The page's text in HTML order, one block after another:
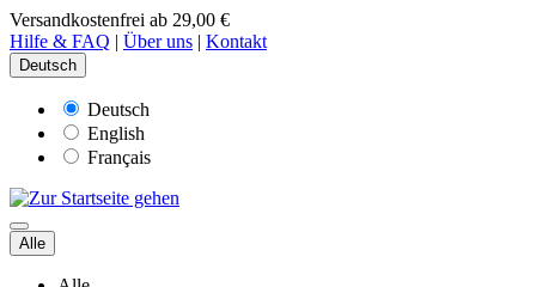
Versandkostenfrei ab 29,00 €
Hilfe & FAQ | Über uns | Kontakt
Deutsch
Deutsch
English
Français
Alle